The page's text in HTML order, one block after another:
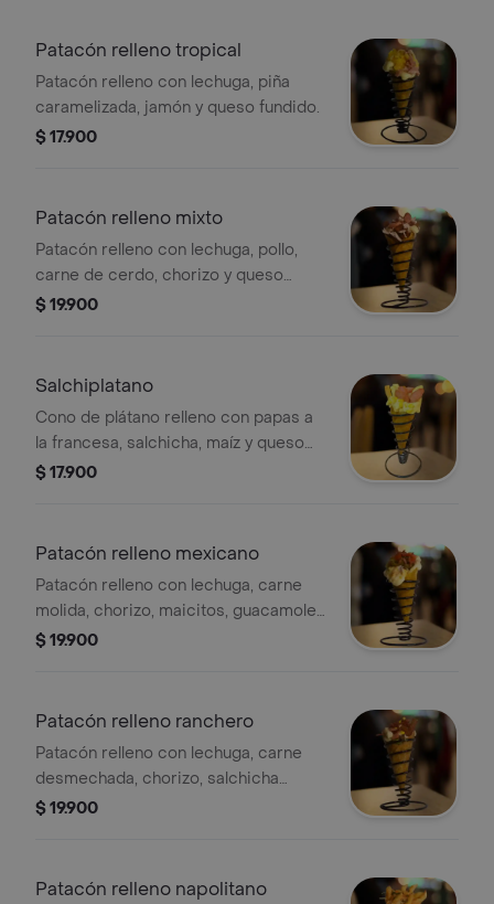
Patacón relleno tropical
Patacón relleno con lechuga, piña
caramelizada, jamón y queso fundido.
$ 17.900
Patacón relleno mixto
Patacón relleno con lechuga, pollo,
carne de cerdo, chorizo y queso
fundido.
$ 19.900
Salchiplatano
Cono de plátano relleno con papas a
la francesa, salchicha, maíz y queso
fundido.
$ 17.900
Patacón relleno mexicano
Patacón relleno con lechuga, carne
molida, chorizo, maicitos, guacamole,
pico de gallo, jalapeño y queso
$ 19.900
Patacón relleno ranchero
Patacón relleno con lechuga, carne
desmechada, chorizo, salchicha
ranchera, maicitos, y queso fundido.
$ 19.900
Patacón relleno napolitano